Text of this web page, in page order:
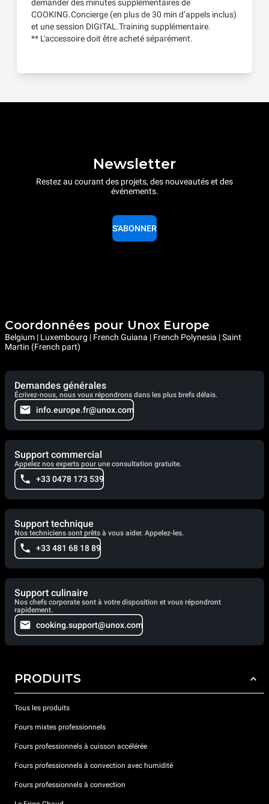
demander des minutes supplémentaires de
COOKING.Concierge (en plus de 30 min d’appels inclus)
et une session DIGITAL.Training supplémentaire.
** L'accessoire doit être acheté séparément.
Newsletter
Restez au courant des projets, des nouveautés et des
événements.
S'ABONNER
Coordonnées pour Unox Europe
Belgium | Luxembourg | French Guiana | French Polynesia | Saint
Martin (French part)
Demandes générales
Écrivez-nous, nous vous répondrons dans les plus brefs délais.
info.europe.fr@unox.com
Support commercial
Appelez nos experts pour une consultation gratuite.
+33 0478 173 539
Support technique
Nos techniciens sont prêts à vous aider. Appelez-les.
+33 481 68 18 89
Support culinaire
Nos chefs corporate sont à votre disposition et vous répondront
rapidement.
cooking.support@unox.com
PRODUITS
Tous les produits
Fours mixtes professionnels
Fours professionnels à cuisson accélérée
Fours professionnels à convection avec humidité
Fours professionnels à convection